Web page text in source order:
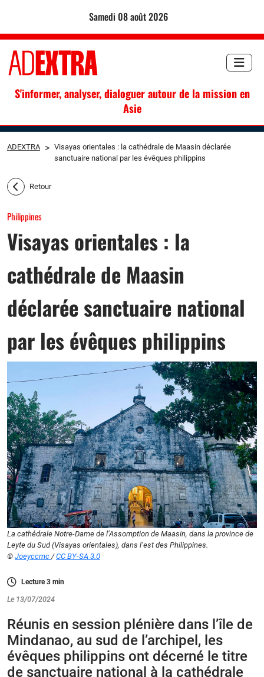
samedi 08 août 2026
S'informer, analyser, dialoguer autour de la mission en
Asie
ADEXTRA > Visayas orientales : la cathédrale de Maasin déclarée
sanctuaire national par les évêques philippins
Retour
Philippines
Visayas orientales : la
cathédrale de Maasin
déclarée sanctuaire national
par les évêques philippins
La cathédrale Notre-Dame de l’Assomption de Maasin, dans la province de
Leyte du Sud (Visayas orientales), dans l’est des Philippines.
© Joeyccmc /CC BY-SA 3.0
Lecture3 min
Le 13/07/2024
Réunis en session plénière dans l’île de
Mindanao, au sud de l’archipel, les
évêques philippins ont décerné le titre
de sanctuaire national à la cathédrale